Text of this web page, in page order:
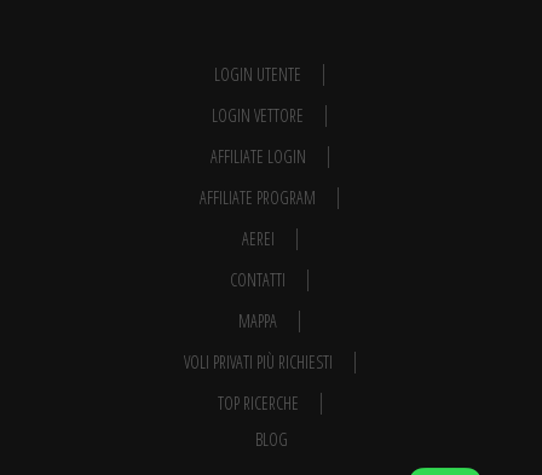
LOGIN UTENTE
LOGIN VETTORE
AFFILIATE LOGIN
AFFILIATE PROGRAM
AEREI
CONTATTI
MAPPA
VOLI PRIVATI PIÙ RICHIESTI
TOP RICERCHE
BLOG